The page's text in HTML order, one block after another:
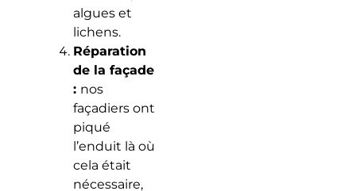
algues et
lichens.
Réparation
de la façade
: nos
façadiers ont
piqué
l’enduit là où
cela était
nécessaire,